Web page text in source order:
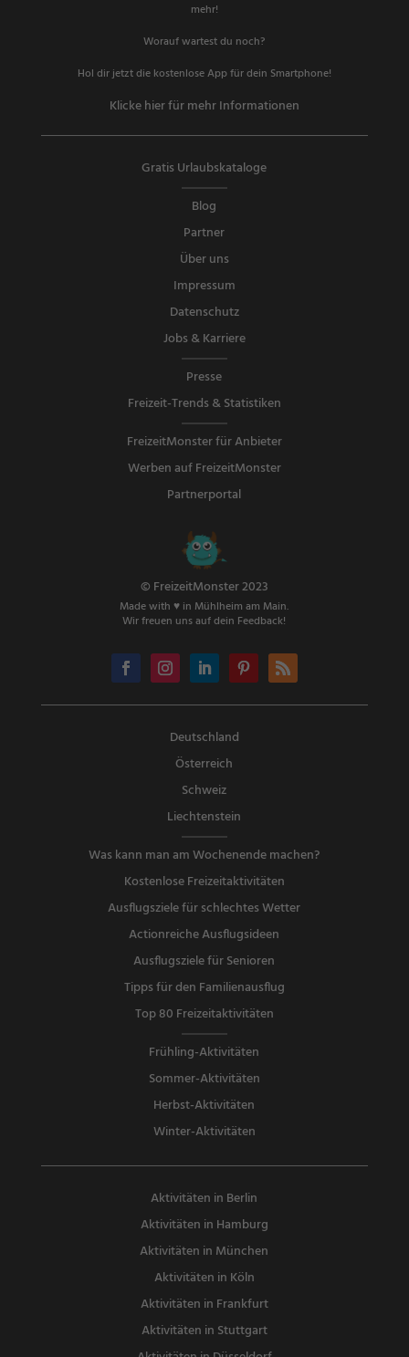
mehr!
Worauf wartest du noch?
Hol dir jetzt die kostenlose App für dein Smartphone!
Klicke hier für mehr Informationen
Gratis Urlaubskataloge
Blog
Partner
Über uns
Impressum
Datenschutz
Jobs & Karriere
Presse
Freizeit-Trends & Statistiken
FreizeitMonster für Anbieter
Werben auf FreizeitMonster
Partnerportal
© FreizeitMonster 2023
Made with ♥ in Mühlheim am Main.
Wir freuen uns auf dein Feedback!
Deutschland
Österreich
Schweiz
Liechtenstein
Was kann man am Wochenende machen?
Kostenlose Freizeitaktivitäten
Ausflugsziele für schlechtes Wetter
Actionreiche Ausflugsideen
Ausflugsziele für Senioren
Tipps für den Familienausflug
Top 80 Freizeitaktivitäten
Frühling-Aktivitäten
Sommer-Aktivitäten
Herbst-Aktivitäten
Winter-Aktivitäten
Aktivitäten in Berlin
Aktivitäten in Hamburg
Aktivitäten in München
Aktivitäten in Köln
Aktivitäten in Frankfurt
Aktivitäten in Stuttgart